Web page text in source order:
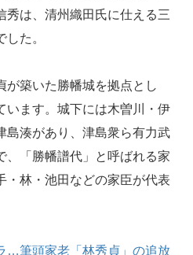
秀は、清州織田氏に仕える三
た。
築いた勝幡城を拠点とし
います。城下には木曽川・伊
島湊があり、津島衆ら有力武
、「勝幡譜代」と呼ばれる家
・林・池田などの家臣が代表
…筆頭家老「林秀貞」の追放